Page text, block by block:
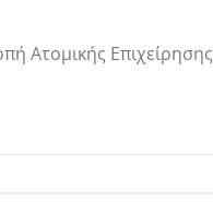
Ατομικής Επιχείρησης